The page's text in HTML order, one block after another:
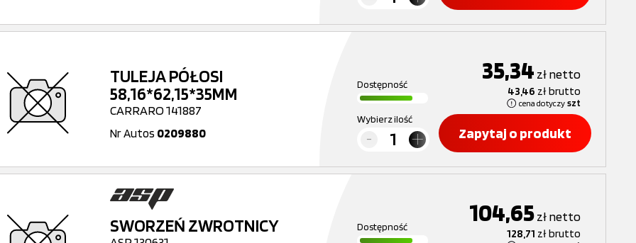
TULEJA PÓŁOSI
58,16*62,15*35MM
CARRARO 141887
Nr Autos 0209880
Dostępność 35,34 złnetto
43,46 złbrutto
cena dotyczy szt
Wybierz ilość
Zapytaj o produkt
SWORZEŃ ZWROTNICY Dostępność 104,65złnetto
128,71 złbrutto